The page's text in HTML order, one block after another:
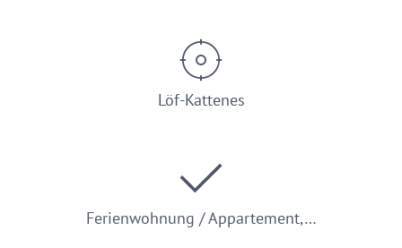
Löf-Kattenes
Ferienwohnung / Appartement,…